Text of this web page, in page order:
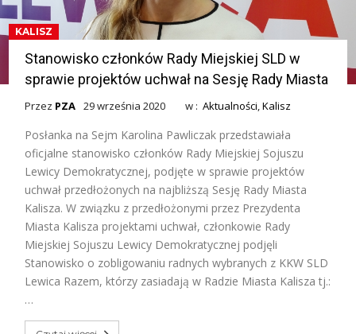
KALISZ
Stanowisko członków Rady Miejskiej SLD w
sprawie projektów uchwał na Sesję Rady Miasta
Przez PZA 29 września 2020 w :Aktualności,Kalisz
Posłanka na Sejm Karolina Pawliczak przedstawiała
oficjalne stanowisko członków Rady Miejskiej Sojuszu
Lewicy Demokratycznej, podjęte w sprawie projektów
uchwał przedłożonych na najbliższą Sesję Rady Miasta
Kalisza. W związku z przedłożonymi przez Prezydenta
Miasta Kalisza projektami uchwał, członkowie Rady
Miejskiej Sojuszu Lewicy Demokratycznej podjęli
Stanowisko o zobligowaniu radnych wybranych z KKW SLD
Lewica Razem, którzy zasiadają w Radzie Miasta Kalisza tj.:
…